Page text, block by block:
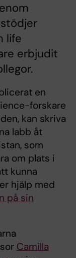
life
erbjudit
en
forskare
kan skriva
labb åt
som
om plats i
kunna
hjälp med
på sin
Camilla